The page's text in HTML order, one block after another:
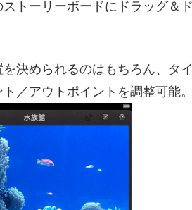
トーリーボードにドラッグ＆
決められるのはもちろん、タ
／アウトポイントを調整可能。